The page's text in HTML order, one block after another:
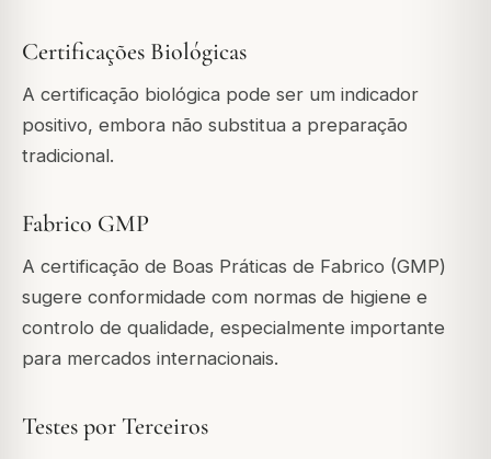
Certificações Biológicas
A certificação biológica pode ser um indicador
positivo, embora não substitua a preparação
tradicional.
Fabrico GMP
A certificação de Boas Práticas de Fabrico (GMP)
sugere conformidade com normas de higiene e
controlo de qualidade, especialmente importante
para mercados internacionais.
Testes por Terceiros